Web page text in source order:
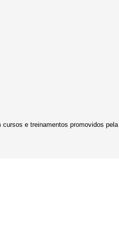
e treinamentos promovidos pela